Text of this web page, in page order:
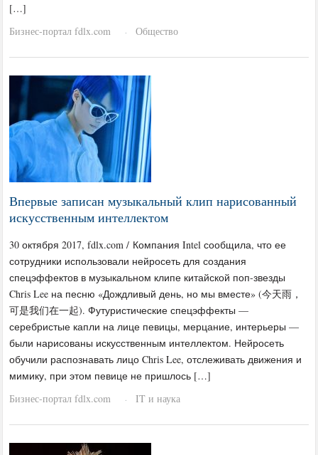
[…]
Бизнес-портал fdlx.com
· Общество
Впервые записан музыкальный клип нарисованный
искусственным интеллектом
30 октября 2017, fdlx.com / Компания Intel сообщила, что ее
сотрудники использовали нейросеть для создания
спецэффектов в музыкальном клипе китайской поп-звезды
Chris Lee на песню «Дождливый день, но мы вместе» (今天雨，
可是我们在一起). Футуристические спецэффекты —
серебристые капли на лице певицы, мерцание, интерьеры —
были нарисованы искусственным интеллектом. Нейросеть
обучили распознавать лицо Chris Lee, отслеживать движения и
мимику, при этом певице не пришлось […]
Бизнес-портал fdlx.com
· IT и наука